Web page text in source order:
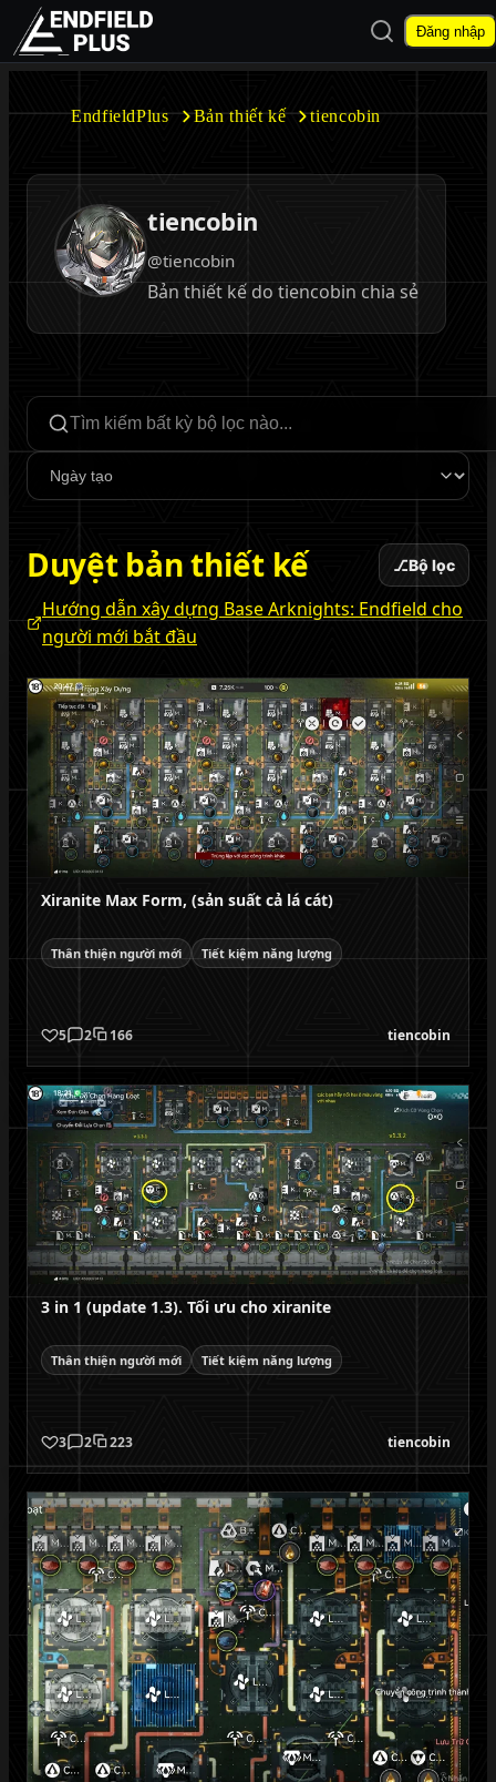
EndfieldPlus
Mở tìm kiếmĐăng nhập
EndfieldPlus Bản thiết kế tiencobin
tiencobin
@tiencobin
Bản thiết kế do tiencobin chia sẻ
Tìm kiếm bộ lọc
Sắp xếp
Duyệt bản thiết kế ⎇Bộ lọc
Hướng dẫn xây dựng Base Arknights: Endfield cho
người mới bắt đầu
Xiranite Max Form, (sản suất cả lá cát)
Thân thiện người mới Tiết kiệm năng lượng
5 2 166 tiencobin
3 in 1 (update 1.3). Tối ưu cho xiranite
Thân thiện người mới Tiết kiệm năng lượng
3 2 223 tiencobin